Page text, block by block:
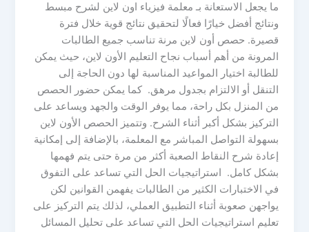
ما يجعل الاستعانة بـ معلمة فيزياء اون لاين لشرح مبسط
ونتائج أفضل خيارًا فعالًا لتحقيق نتائج قوية خلال فترة
قصيرة. حصص أون لاين مرنة تناسب جميع الطالبات
المرونة من أهم أسباب نجاح التعليم الأون لاين، حيث يمكن
للطالبة اختيار المواعيد المناسبة لها دون الحاجة إلى
التنقل أو الالتزام بجدول مرهق. كما يمكن حضور الحصص
من المنزل بكل راحة، مما يوفر الوقت والجهد ويساعد على
التركيز بشكل أكبر أثناء الشرح. وتتميز الحصص الأون لاين
بسهولة التواصل المباشر مع المعلمة، بالإضافة إلى إمكانية
إعادة شرح النقاط الصعبة أكثر من مرة حتى يتم فهمها
بشكل كامل. استراتيجيات الحل التي تساعد على التفوق
في الاختبارات الكثير من الطالبات يفهمن القوانين لكن
يواجهن صعوبة أثناء التطبيق العملي، لذلك يتم التركيز على
تعليم استراتيجيات الحل التي تساعد على تحليل المسائل